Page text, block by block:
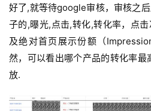
好了,就等待google审核，审核之
子的,曝光,点击,转化,转化率，点
及绝对首页展示份额（
然，可以看出哪个产品的转化率
放.